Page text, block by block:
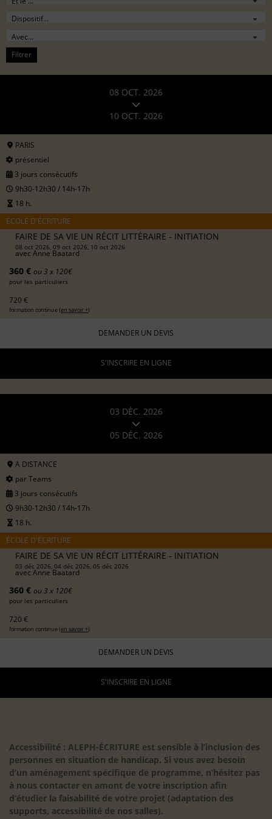
Filtrer
08 OCT. 2026
10 OCT. 2026
PARIS
présentiel
3 jours consécutifs
9h30-12h30 / 14h-17h
18 h.
ÉCOLE D'ÉCRITURE
FAIRE DE SA VIE UN RÉCIT LITTÉRAIRE - INITIATION
08 oct 2026, 09 oct 2026, 10 oct 2026
avec Anne Baatard
360 € ou 3 x 120€
pour les particuliers
720 €
formation continue (en savoir +)
DEMANDER UN DEVIS
S'INSCRIRE EN LIGNE
03 DÉC. 2026
05 DÉC. 2026
A DISTANCE
par Teams
3 jours consécutifs
9h30-12h30 / 14h-17h
18 h.
ÉCOLE D'ÉCRITURE
FAIRE DE SA VIE UN RÉCIT LITTÉRAIRE - INITIATION
03 déc 2026, 04 déc 2026, 05 déc 2026
avec Anne Baatard
360 € ou 3 x 120€
pour les particuliers
720 €
formation continue (en savoir +)
DEMANDER UN DEVIS
S'INSCRIRE EN LIGNE
Accessibilité : ALEPH-ÉCRITURE est sensible à l’inclusion des
personnes en situation de handicap. Si vous avez besoin
d’un aménagement spécifique de programme, n’hésitez pas
à nous contacter en amont de votre inscription afin
d’étudier la faisabilité de votre projet (adaptation des
supports, accessibilité de nos salles).